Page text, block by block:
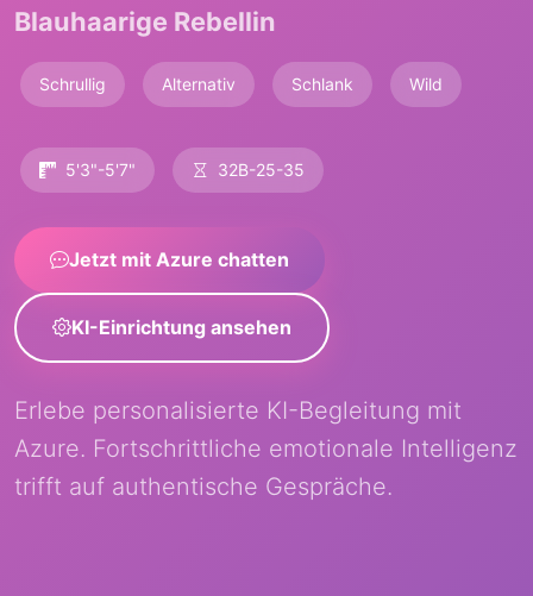
Blauhaarige Rebellin
Schrullig Alternativ Schlank Wild
5'3"-5'7" 32B-25-35
Jetzt mit Azure chatten
KI-Einrichtung ansehen
Erlebe personalisierte KI-Begleitung mit
Azure. Fortschrittliche emotionale Intelligenz
trifft auf authentische Gespräche.